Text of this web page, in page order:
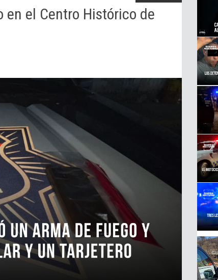
el Centro Histórico de